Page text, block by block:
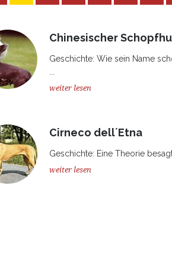
Chinesischer
Geschichte: Wie sein Name
weiter lesen
Cirneco dell´Etna
Geschichte: Eine Theorie
weiter lesen